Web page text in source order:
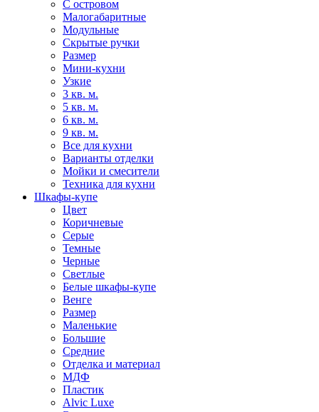
С островом
Малогабаритные
Модульные
Скрытые ручки
Размер
Мини-кухни
Узкие
3 кв. м.
5 кв. м.
6 кв. м.
9 кв. м.
Все для кухни
Варианты отделки
Мойки и смесители
Техника для кухни
Шкафы-купе
Цвет
Коричневые
Серые
Темные
Черные
Светлые
Белые шкафы-купе
Венге
Размер
Маленькие
Большие
Средние
Отделка и материал
МДФ
Пластик
Alvic Luxe